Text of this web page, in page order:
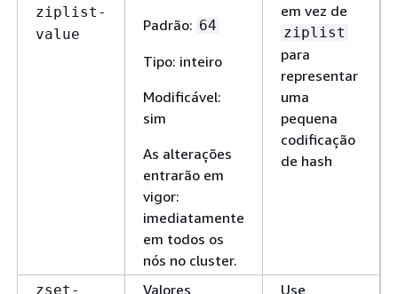
ziplist-
value
Padrão: 64
Tipo: inteiro
Modificável:
sim
As alterações
entrarão em
vigor:
imediatamente
em todos os
nós no cluster.
em vez de
ziplist
para
representar
uma
pequena
codificação
de hash
zset-
Valores
Use